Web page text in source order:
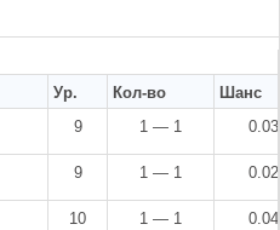
Ур. Кол-во
Шанс
9 1 — 1
9 1 — 1
10 1 — 1